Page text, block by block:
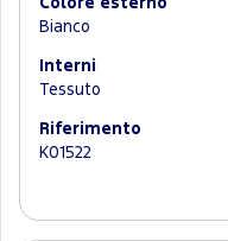
Colore esterno
Bianco
Interni
Tessuto
Riferimento
K01522